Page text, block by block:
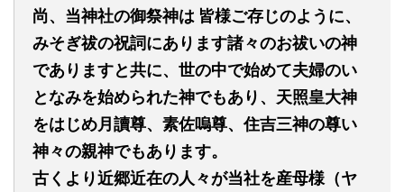
尚、当神社の御祭神は 皆様ご存じのように、
みそぎ祓の祝詞にあります諸々のお祓いの神
でありますと共に、世の中で始めて夫婦のい
となみを始められた神でもあり、天照皇大神
をはじめ月讀尊、素佐嗚尊、住吉三神の尊い
神々の親神でもあります。
古くより近郷近在の人々が当社を産母様（ヤ